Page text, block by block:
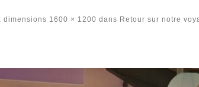
dimensions 1600 × 1200 dans Retour sur notre